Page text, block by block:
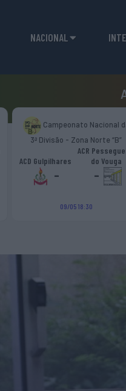
NACIONAL
Campeonato Nacional
3ª Divisão - Zona Norte “B”
ACD Gulpilhares
-
ACR
do Vouga
-
09/05 18:30